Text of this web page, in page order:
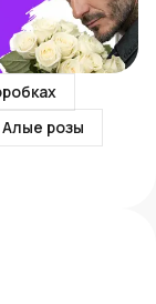
Алые розы